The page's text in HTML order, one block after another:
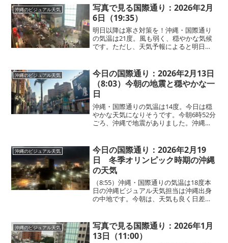
き、紫外線の強さを感じる時間帯になっ
てきました。沖縄の紫外...
沖縄のビジュアル天気
写真で見る国際通り：2026年2月
6日（19:35）
明日以降は寒さ対策を！沖縄・国際通り
の気温は21度。風も弱く、穏やかな気候
です。ただし、天気予報によると明日以
寒く感じるかもしれません。明日・明後
日に観光や出張で沖縄を...
沖縄のビジュアル天気
今日の国際通り：2026年2月13日
（8:03）今朝の地震と穏やかな一
日
沖縄・国際通りの気温は14度。今日は穏
やかな天気になりそうです。今朝6時52分
ごろ、沖縄で地震がありました。沖縄で
は震度5以上の地震は80年以上発生してい
ないともいわれ...
沖縄のビジュアル天気
今日の国際通り：2026年2月19
日 冬季オリンピック時期の沖縄
の天気
（8:55）沖縄・国際通りの気温は18度本
日の沖縄ビジュアル天気担当は沖縄出身
の中地です。今朝は、天気も良く日差し
差しは眩しく、風はひんやり冷たくて、
一番心地いい気分...
沖縄のビジュアル天気
写真で見る国際通り：2026年1月
13日（11:00）